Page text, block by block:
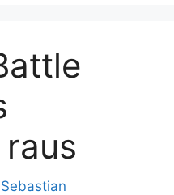
Sebastian